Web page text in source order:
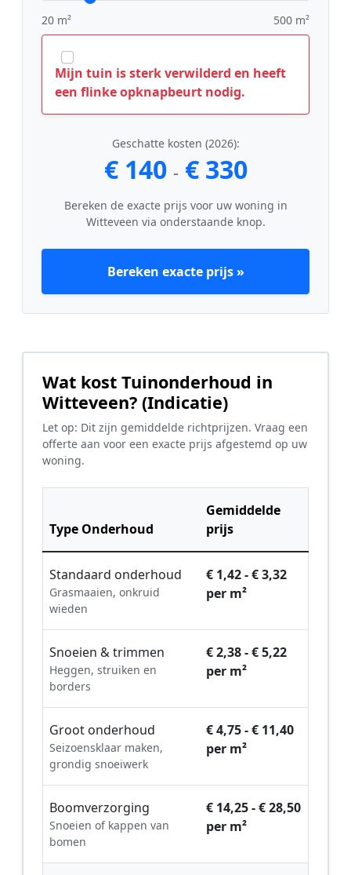
20 m² 500 m²
Mijn tuin is sterk verwilderd en heeft
een flinke opknapbeurt nodig.
Geschatte kosten (2026):
€ 140 - € 330
Bereken de exacte prijs voor uw woning in
Witteveen via onderstaande knop.
Bereken exacte prijs »
Wat kost Tuinonderhoud in
Witteveen? (Indicatie)
Let op: Dit zijn gemiddelde richtprijzen. Vraag een
offerte aan voor een exacte prijs afgestemd op uw
woning.
Type Onderhoud
Gemiddelde
prijs
Standaard onderhoud
Grasmaaien, onkruid
wieden
€ 1,42 - € 3,32
per m²
Snoeien & trimmen
Heggen, struiken en
borders
€ 2,38 - € 5,22
per m²
Groot onderhoud
Seizoensklaar maken,
grondig snoeiwerk
€ 4,75 - € 11,40
per m²
Boomverzorging
Snoeien of kappen van
bomen
€ 14,25 - € 28,50
per m²